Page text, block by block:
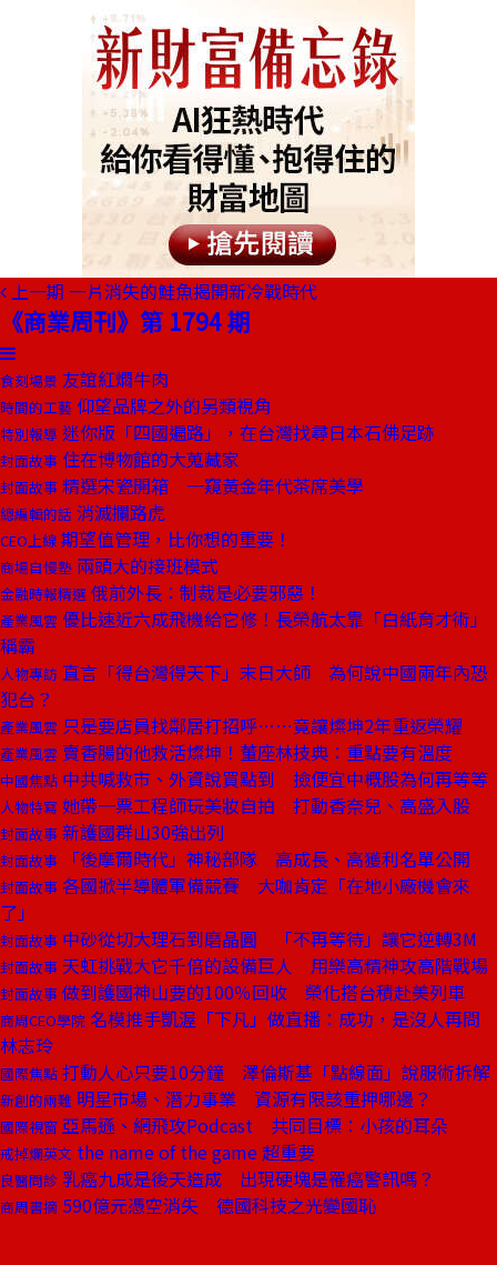
上一期 一片消失的鮭魚揭開新冷戰時代
《商業周刊》第 1794 期
食刻場景 友誼紅燜牛肉
時間的工藝 仰望品牌之外的另類視角
特別報導 迷你版「四國遍路」，在台灣找尋日本石佛足跡
封面故事 住在博物館的大蒐藏家
封面故事 精選宋瓷開箱 一窺黃金年代茶席美學
總編輯的話 消滅攔路虎
CEO上線 期望值管理，比你想的重要！
商場自慢塾 兩頭大的接班模式
金融時報精選 俄前外長：制裁是必要邪惡！
產業風雲 優比速近六成飛機給它修！長榮航太靠「白紙育才術」
稱霸
人物專訪 直言「得台灣得天下」末日大師 為何說中國兩年內恐
犯台？
產業風雲 只是要店員找鄰居打招呼……竟讓燦坤2年重返榮耀
產業風雲 賣香腸的他救活燦坤！董座林技典：重點要有溫度
中國焦點 中共喊救市、外資說買點到 撿便宜中概股為何再等等
人物特寫 她帶一票工程師玩美妝自拍 打動香奈兒、高盛入股
封面故事 新護國群山30強出列
封面故事 「後摩爾時代」神秘部隊 高成長、高獲利名單公開
封面故事 各國掀半導體軍備競賽 大咖肯定「在地小廠機會來
了」
封面故事 中砂從切大理石到磨晶圓 「不再等待」讓它逆轉3M
封面故事 天虹挑戰大它千倍的設備巨人 用樂高精神攻高階戰場
封面故事 做到護國神山要的100％回收 榮化搭台積赴美列車
商周CEO學院 名模推手凱渥「下凡」做直播：成功，是沒人再問
林志玲
國際焦點 打動人心只要10分鐘 澤倫斯基「點線面」說服術拆解
新創的兩難 明星市場、潛力事業 資源有限該重押哪邊？
國際視窗 亞馬遜、網飛攻Podcast 共同目標：小孩的耳朵
戒掉爛英文 the name of the game 超重要
良醫問診 乳癌九成是後天造成 出現硬塊是罹癌警訊嗎？
商周書摘 590億元憑空消失 德國科技之光變國恥